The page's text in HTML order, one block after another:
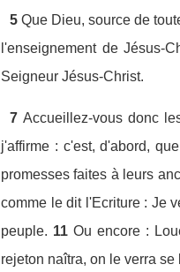
5 Que Dieu, source de
l'enseignement de Jésus-
Seigneur Jésus-Christ.
7 Accueillez-vous donc
j'affirme : c'est, d'abord,
promesses faites à leurs
comme le dit l'Ecriture : Je
peuple. 11 Ou encore :
rejeton naîtra, on le verra